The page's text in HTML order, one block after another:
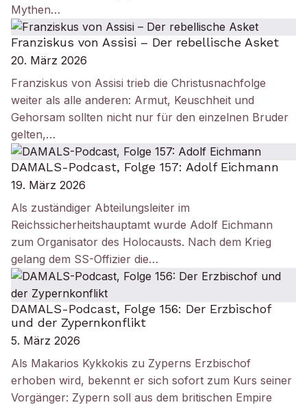
Mythen…
Franziskus von Assisi – Der rebellische Asket
20. März 2026
Franziskus von Assisi trieb die Christusnachfolge
weiter als alle anderen: Armut, Keuschheit und
Gehorsam sollten nicht nur für den einzelnen Bruder
gelten,…
DAMALS-Podcast, Folge 157: Adolf Eichmann
19. März 2026
Als zuständiger Abteilungsleiter im
Reichssicherheitshauptamt wurde Adolf Eichmann
zum Organisator des Holocausts. Nach dem Krieg
gelang dem SS-Offizier die…
DAMALS-Podcast, Folge 156: Der Erzbischof
und der Zypernkonflikt
5. März 2026
Als Makarios Kykkokis zu Zyperns Erzbischof
erhoben wird, bekennt er sich sofort zum Kurs seiner
Vorgänger: Zypern soll aus dem britischen Empire